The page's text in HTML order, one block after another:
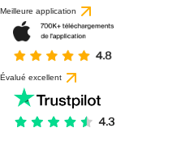
Meilleure application
Évalué excellent